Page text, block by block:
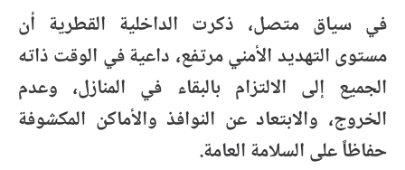
في سياق متصل، ذكرت الداخلية القطرية أن
مستوى التهديد الأمني مرتفع، داعية في الوقت ذاته
الجميع إلى الالتزام بالبقاء في المنازل، وعدم
الخروج، والابتعاد عن النوافذ والأماكن المكشوفة
حفاظاً على السلامة العامة.